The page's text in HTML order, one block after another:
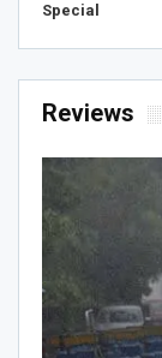
Special
Reviews